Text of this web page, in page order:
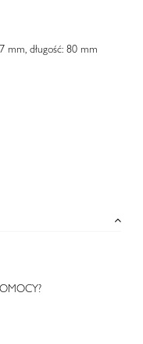
mm, długość: 80 mm